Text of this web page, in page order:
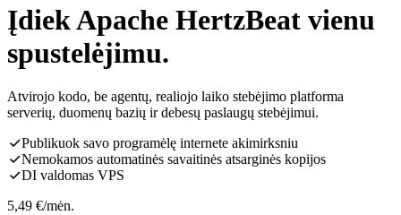
Įdiek Apache HertzBeat vienu
spustelėjimu.
Atvirojo kodo, be agentų, realiojo laiko stebėjimo platforma
serverių, duomenų bazių ir debesų paslaugų stebėjimui.
Publikuok savo programėlę internete akimirksniu
Nemokamos automatinės savaitinės atsarginės kopijos
DI valdomas VPS
5,49 €/mėn.